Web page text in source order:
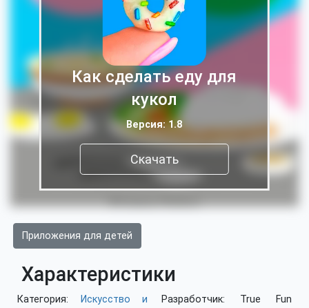
Как сделать еду для
кукол
Версия: 1.8
Скачать
Приложения для детей
Характеристики
Категория:
Искусство и
Разработчик: True Fun